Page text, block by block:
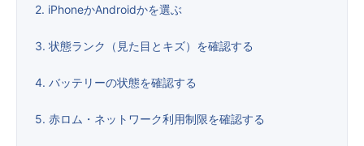
2. iPhoneかAndroidかを選ぶ
3. 状態ランク（見た目とキズ）を確認する
4. バッテリーの状態を確認する
5. 赤ロム・ネットワーク利用制限を確認する